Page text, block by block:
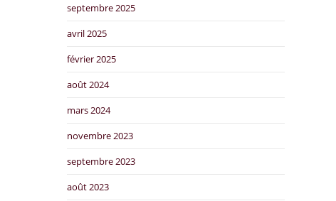
septembre 2025
avril 2025
février 2025
août 2024
mars 2024
novembre 2023
septembre 2023
août 2023